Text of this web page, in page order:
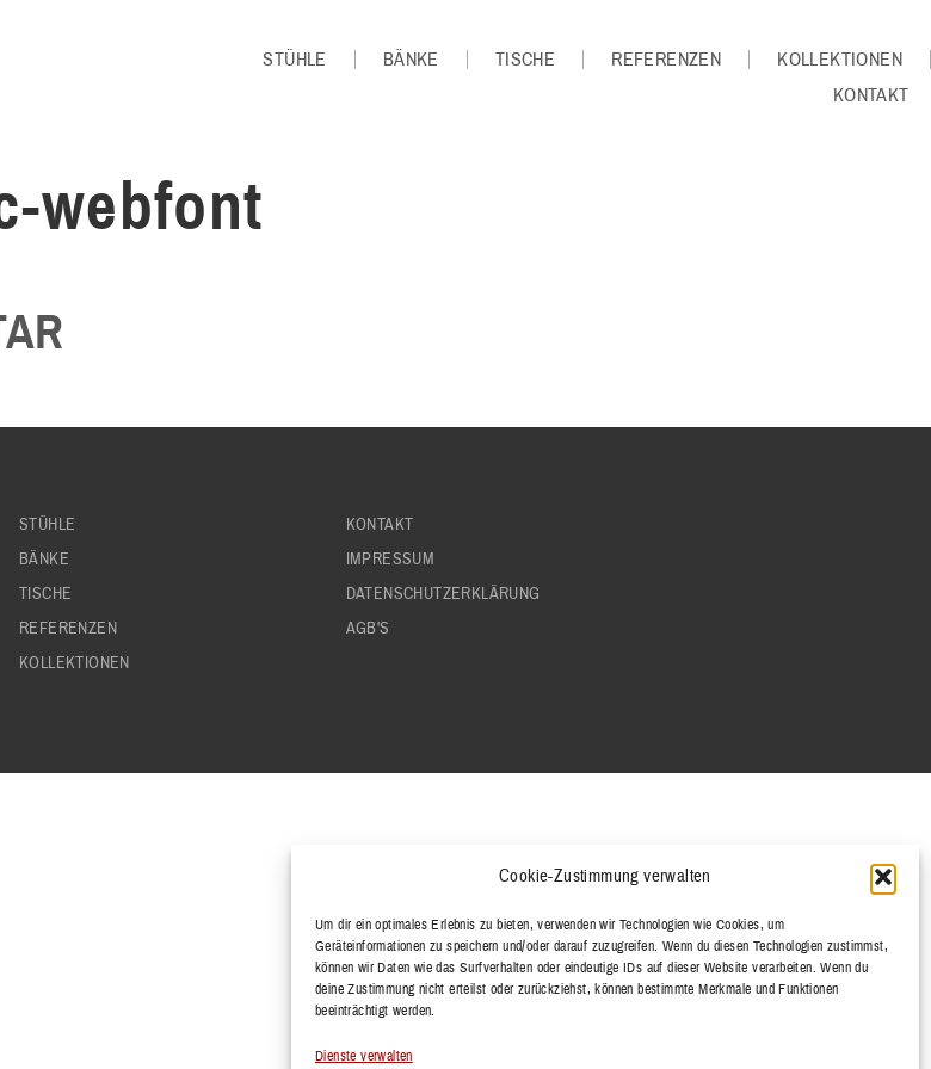
Cookie-Zustimmung verwalten
Um dir ein optimales Erlebnis zu bieten, verwenden wir Technologien wie Cookies, um
Geräteinformationen zu speichern und/oder darauf zuzugreifen. Wenn du diesen Technologien zustimmst,
können wir Daten wie das Surfverhalten oder eindeutige IDs auf dieser Website verarbeiten. Wenn du
deine Zustimmung nicht erteilst oder zurückziehst, können bestimmte Merkmale und Funktionen
beeinträchtigt werden.
Dienste verwalten
STÜHLE BÄNKE TISCHE REFERENZEN
KOLLEKTIONEN
KONTAKT
webfont
STÜHLE
BÄNKE
TISCHE
REFERENZEN
KOLLEKTIONEN
KONTAKT
IMPRESSUM
DATENSCHUTZERKLÄRUNG
AGB'S